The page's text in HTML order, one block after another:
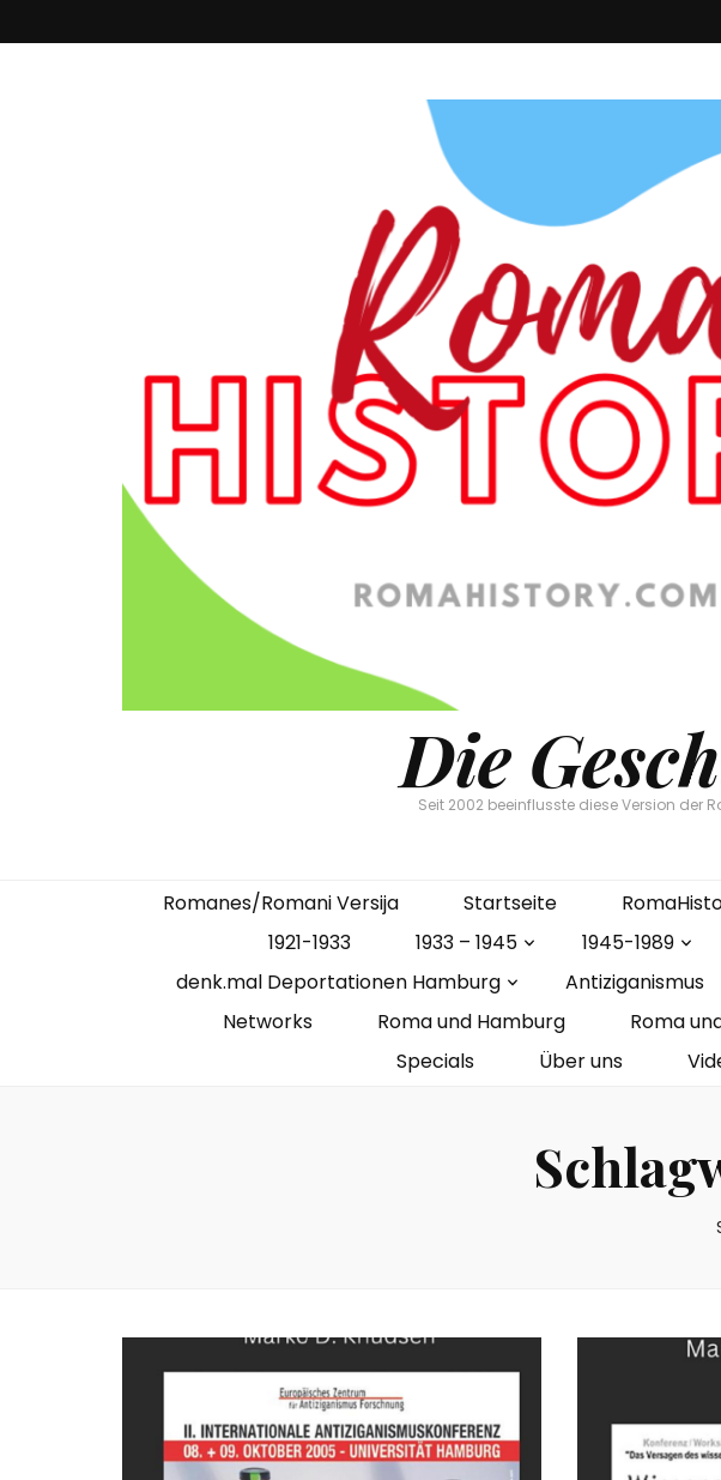
Die
Seit 2002 beeinflusste diese Version der
Romanes/Romani Versija Startseite
1921-1933
1933 – 1945 1945-1989
denk.mal Deportationen Hamburg
Antiziganismus
Networks
Roma und Hamburg
Roma
Specials
Über uns